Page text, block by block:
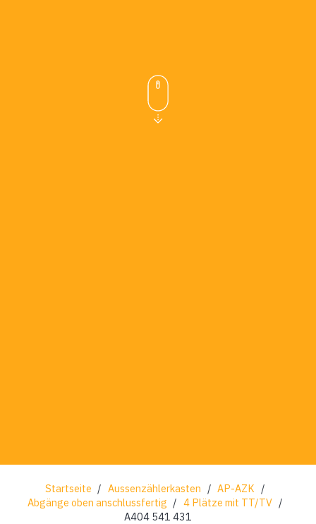
Startseite / Aussenzählerkasten / AP-AZK /
Abgänge oben anschlussfertig / 4 Plätze mit TT/TV /
A404 541 431